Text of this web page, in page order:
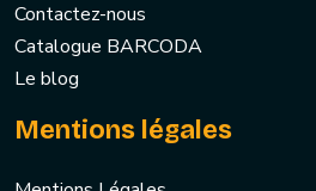
Contactez-nous
Catalogue BARCODA
Le blog
Mentions légales